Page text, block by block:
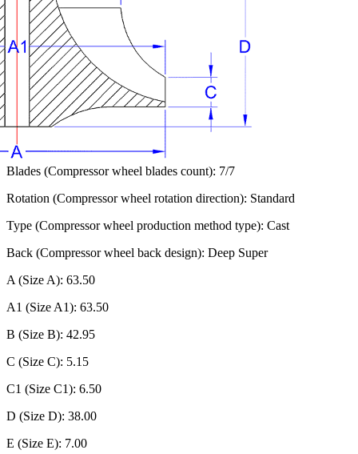
Blades (Compressor wheel blades count): 7/7
Rotation (Compressor wheel rotation direction): Standard
Type (Compressor wheel production method type): Cast
Back (Compressor wheel back design): Deep Super
A (Size A): 63.50
A1 (Size A1): 63.50
B (Size B): 42.95
C (Size C): 5.15
C1 (Size C1): 6.50
D (Size D): 38.00
E (Size E): 7.00